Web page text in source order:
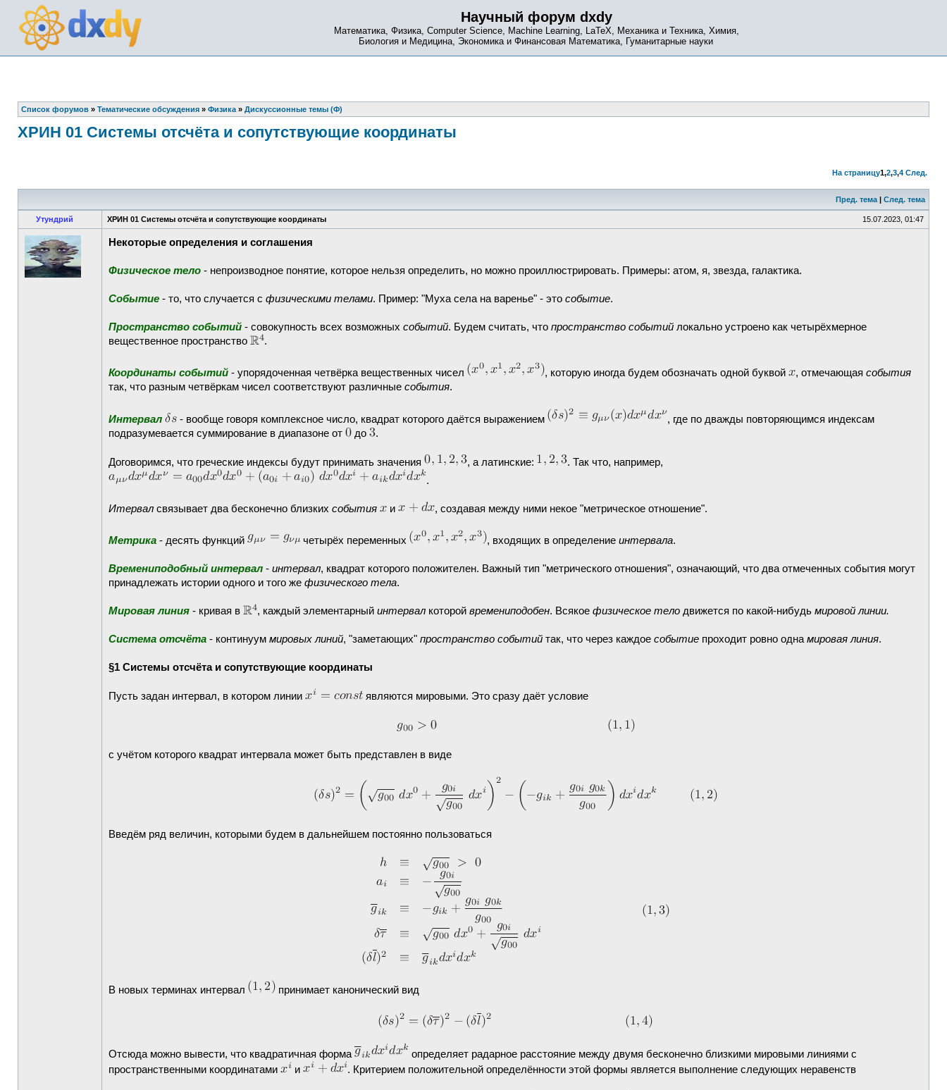
Научный форум dxdy
Математика, Физика, Computer Science, Machine Learning, LaTeX, Механика и Техника, Химия,
Биология и Медицина, Экономика и Финансовая Математика, Гуманитарные науки
Список форумов » Тематические обсуждения » Физика » Дискуссионные темы (Ф)
ХРИН 01 Системы отсчёта и сопутствующие координаты
На страницу1,2,3,4 След.
Пред. тема | След. тема
Утундрий ХРИН 01 Системы отсчёта и сопутствующие координаты 15.07.2023, 01:47
Некоторые определения и соглашения
Физическое тело - непроизводное понятие, которое нельзя определить, но можно проиллюстрировать. Примеры: атом, я, звезда, галактика.
Событие - то, что случается с физическими телами. Пример: "Муха села на варенье" - это событие.
Пространство событий - совокупность всех возможных событий. Будем считать, что пространство событий локально устроено как четырёхмерное
вещественное пространство
.
Координаты событий - упорядоченная четвёрка вещественных чисел , которую иногда будем обозначать одной буквой , отмечающая события
так, что разным четвёркам чисел соответствуют различные события.
Интервал - вообще говоря комплексное число, квадрат которого даётся выражением
, где по дважды повторяющимся индексам
подразумевается суммирование в диапазоне от
до .
Договоримся, что греческие индексы будут принимать значения , а латинские:
. Так что, например,
.
Итервал связывает два бесконечно близких события и , создавая между ними некое "метрическое отношение".
Метрика - десять функций четырёх переменных , входящих в определение интервала.
Времениподобный интервал - интервал, квадрат которого положителен. Важный тип "метрического отношения", означающий, что два отмеченных события могут
принадлежать истории одного и того же физического тела.
Мировая линия - кривая в , каждый элементарный интервал которой времениподобен. Всякое физическое тело движется по какой-нибудь мировой линии.
Система отсчёта - континуум мировых линий, "заметающих" пространство событий так, что через каждое событие проходит ровно одна мировая линия.
§1 Системы отсчёта и сопутствующие координаты
Пусть задан интервал, в котором линии являются мировыми. Это сразу даёт условие
с учётом которого квадрат интервала может быть представлен в виде
Введём ряд величин, которыми будем в дальнейшем постоянно пользоваться
В новых терминах интервал принимает канонический вид
Отсюда можно вывести, что квадратичная форма
определяет радарное расстояние между двумя бесконечно близкими мировыми линиями с
пространственными координатами
и . Критерием положительной определённости этой формы является выполнение следующих неравенств